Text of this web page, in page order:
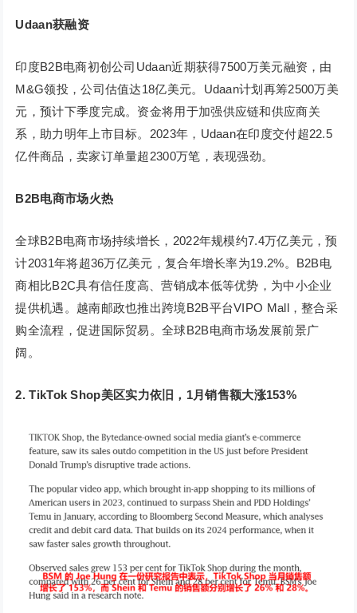
Udaan获融资
印度B2B电商初创公司Udaan近期获得7500万美元融资，由
M&G领投，公司估值达18亿美元。Udaan计划再筹2500万美
元，预计下季度完成。资金将用于加强供应链和供应商关
系，助力明年上市目标。2023年，Udaan在印度交付超22.5
亿件商品，卖家订单量超2300万笔，表现强劲。
B2B电商市场火热
全球B2B电商市场持续增长，2022年规模约7.4万亿美元，预
计2031年将超36万亿美元，复合年增长率为19.2%。B2B电
商相比B2C具有信任度高、营销成本低等优势，为中小企业
提供机遇。越南邮政也推出跨境B2B平台VIPO Mall，整合采
购全流程，促进国际贸易。全球B2B电商市场发展前景广
阔。
2. TikTok Shop美区实力依旧，1月销售额大涨153%